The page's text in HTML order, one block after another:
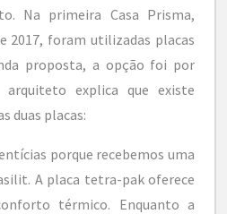
Na primeira Casa Prisma,
2017, foram utilizadas placas
proposta, a opção foi por
arquiteto explica que existe
duas placas:
porque recebemos uma
A placa tetra-pak oferece
térmico. Enquanto a